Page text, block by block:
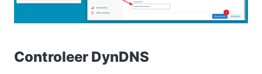
Controleer DynDNS